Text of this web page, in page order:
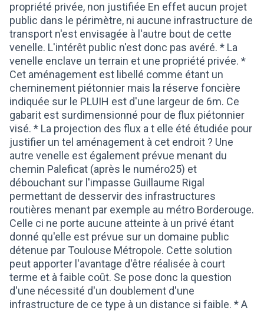
propriété privée, non justifiée En effet aucun projet
public dans le périmètre, ni aucune infrastructure de
transport n'est envisagée à l'autre bout de cette
venelle. L'intérêt public n'est donc pas avéré. * La
venelle enclave un terrain et une propriété privée. *
Cet aménagement est libellé comme étant un
cheminement piétonnier mais la réserve foncière
indiquée sur le PLUIH est d'une largeur de 6m. Ce
gabarit est surdimensionné pour de flux piétonnier
visé. * La projection des flux a t elle été étudiée pour
justifier un tel aménagement à cet endroit ? Une
autre venelle est également prévue menant du
chemin Paleficat (après le numéro25) et
débouchant sur l'impasse Guillaume Rigal
permettant de desservir des infrastructures
routières menant par exemple au métro Borderouge.
Celle ci ne porte aucune atteinte à un privé étant
donné qu'elle est prévue sur un domaine public
détenue par Toulouse Métropole. Cette solution
peut apporter l'avantage d'être réalisée à court
terme et à faible coût. Se pose donc la question
d'une nécessité d'un doublement d'une
infrastructure de ce type à un distance si faible. * A